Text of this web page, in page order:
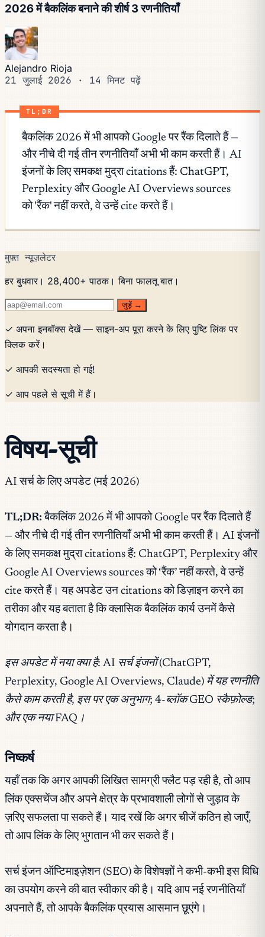
2026 में बैकलिंक बनाने की शीर्ष 3 रणनीतियाँ
Alejandro Rioja
21 जुलाई 2026 · 14 मिनट पढ़ें
TL;DR
बैकलिंक 2026 में भी आपको Google पर रैंक दिलाते हैं —
और नीचे दी गई तीन रणनीतियाँ अभी भी काम करती हैं। AI
इंजनों के लिए समकक्ष मुद्रा citations हैं: ChatGPT,
Perplexity और Google AI Overviews sources
को 'रैंक' नहीं करते, वे उन्हें cite करते हैं।
मुफ़्त न्यूज़लेटर
हर बुधवार। 28,400+ पाठक। बिना फालतू बात।
जुड़ें →
✓ अपना इनबॉक्स देखें — साइन-अप पूरा करने के लिए पुष्टि लिंक पर
क्लिक करें।
✓ आपकी सदस्यता हो गई!
✓ आप पहले से सूची में हैं।
विषय-सूची
AI सर्च के लिए अपडेट (मई 2026)
TL;DR: बैकलिंक 2026 में भी आपको Google पर रैंक दिलाते हैं
— और नीचे दी गई तीन रणनीतियाँ अभी भी काम करती हैं। AI इंजनों
के लिए समकक्ष मुद्रा citations हैं: ChatGPT, Perplexity और
Google AI Overviews sources को ‘रैंक’ नहीं करते, वे उन्हें
cite करते हैं। यह अपडेट उन citations को डिज़ाइन करने का
तरीका और यह बताता है कि क्लासिक बैकलिंक कार्य उनमें कैसे
योगदान करता है।
इस अपडेट में नया क्या है: AI सर्च इंजनों (ChatGPT,
Perplexity, Google AI Overviews, Claude) में यह रणनीति
कैसे काम करती है, इस पर एक अनुभाग; 4-ब्लॉक GEO स्कैफ़ोल्ड;
और एक नया FAQ।
निष्कर्ष
यहाँ तक कि अगर आपकी लिखित सामग्री फ्लैट पड़ रही है, तो आप
लिंक एक्सचेंज और अपने क्षेत्र के प्रभावशाली लोगों से जुड़ाव के
ज़रिए सफलता पा सकते हैं। याद रखें कि अगर चीजें कठिन हो जाएँ,
तो आप लिंक के लिए भुगतान भी कर सकते हैं।
सर्च इंजन ऑप्टिमाइज़ेशन (SEO) के विशेषज्ञों ने कभी-कभी इस विधि
का उपयोग करने की बात स्वीकार की है। यदि आप नई रणनीतियाँ
अपनाते हैं, तो आपके बैकलिंक प्रयास आसमान छूएंगे।